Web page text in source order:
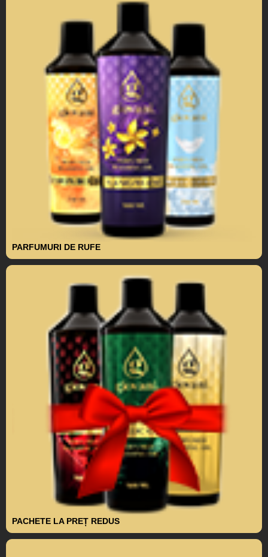
PARFUMURI DE RUFE
PACHETE LA PREȚ REDUS